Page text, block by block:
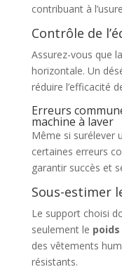
contribuant à
Contrôle de
Assurez-vous que
horizontale. Un
réduire l’efficacité
Erreurs
machine à laver
Même si surélever
certaines erreurs
garantir succès et
Sous-estimer
Le support choisi
seulement le
des vêtements
résistants.